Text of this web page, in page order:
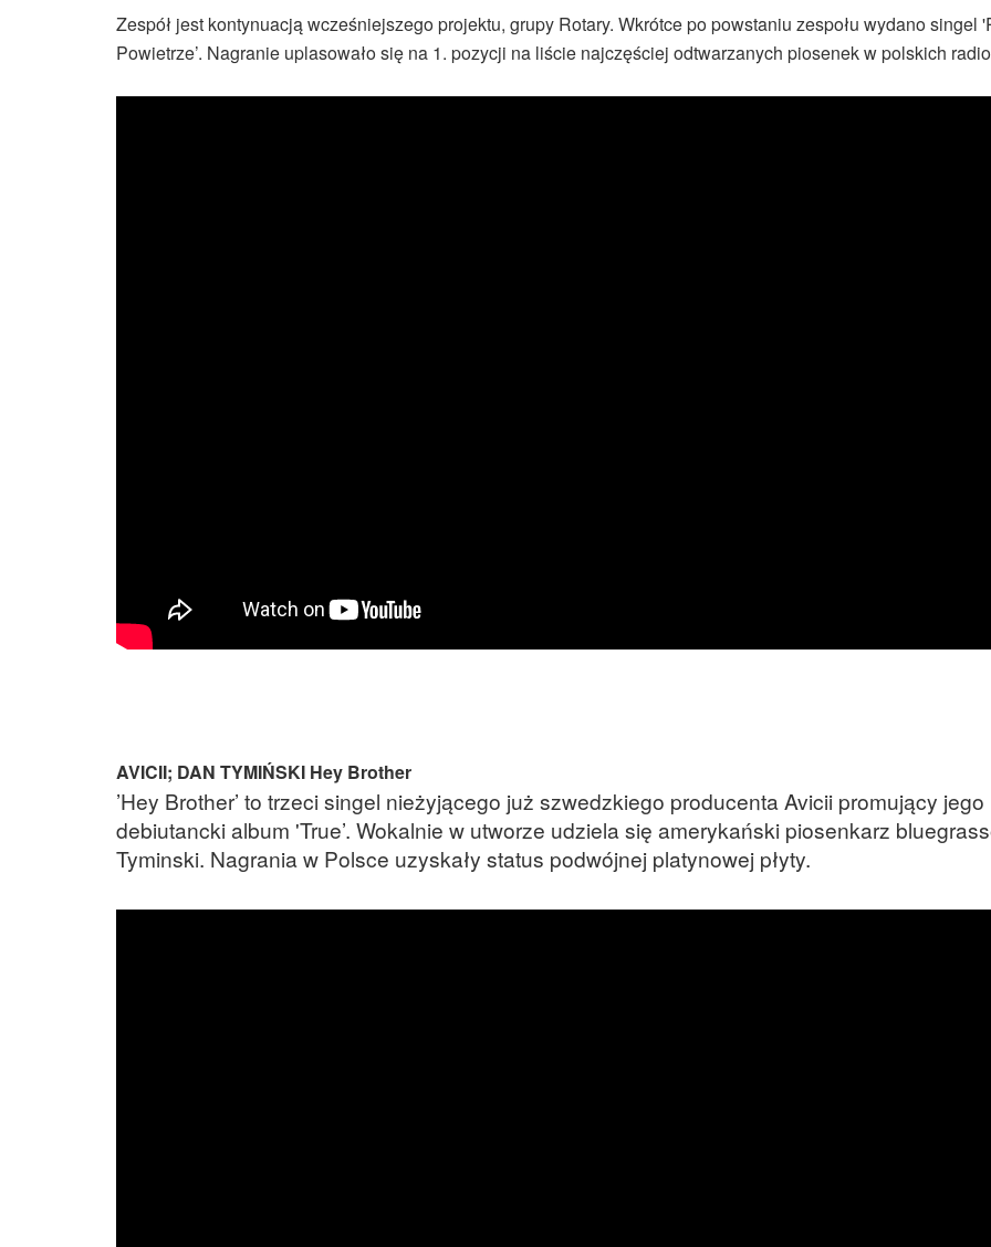
Zespół jest kontynuacją wcześniejszego projektu, grupy Rotary. Wkrótce po powstaniu zespołu wydano singel
Powietrze’. Nagranie uplasowało się na 1. pozycji na liście najczęściej odtwarzanych piosenek w polskich
AVICII; DAN TYMIŃSKI Hey Brother
’Hey Brother’ to trzeci singel nieżyjącego już szwedzkiego producenta Avicii promujący jego
debiutancki album 'True’. Wokalnie w utworze udziela się amerykański piosenkarz
Tyminski. Nagrania w Polsce uzyskały status podwójnej platynowej płyty.